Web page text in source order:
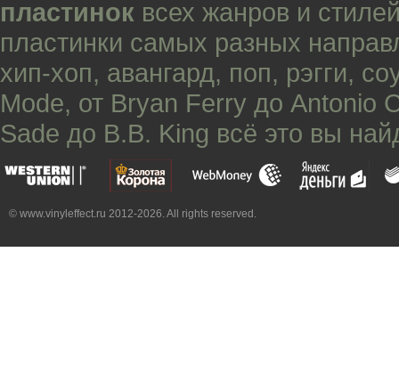
пластинок всех жанров и
пластинки самых разных
хип-хоп, авангард, поп, рэгги,
Mode, от Bryan Ferry до Antonio
Sade до B.B. King всё это вы
© www.vinyleffect.ru 2012-2026. All rights reserved.